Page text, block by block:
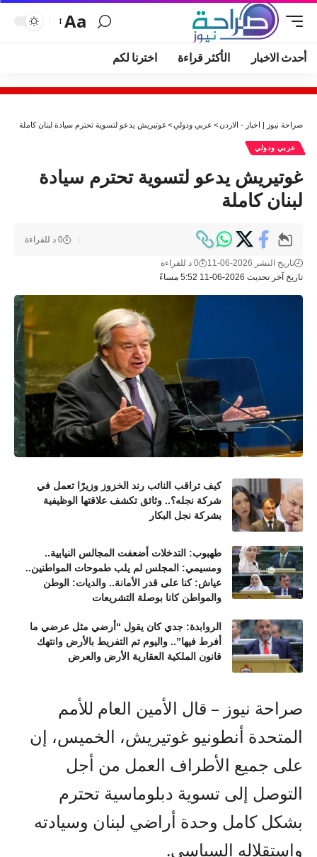
Aa
أحدث الاخبار الأكثر قراءة اخترنا لكم
صراحة نيوز | اخبار - الاردن> عربي ودولي>غوتيريش يدعو لتسوية تحترم سيادة لبنان كاملة
عربي ودولي
غوتيريش يدعو لتسوية تحترم سيادة
لبنان كاملة
تاريخ آخر تحديث 2026-06-11 5:52 مساءً
تاريخ النشر 2026-06-11 0 د للقراءة
0 د للقراءة
كيف تراقب النائب رند الخزوز وزيرًا تعمل في
شركة نجله؟.. وثائق تكشف علاقتها الوظيفية
بشركة نجل البكار
طهبوب: التدخلات أضعفت المجالس النيابية..
ومسيمي: المجلس لم يلب طموحات المواطنين..
عياش: كنا على قدر الأمانة.. والديات: الوطن
والمواطن كانا بوصلة التشريعات
الروابدة: جدي كان يقول “أرضي مثل عرضي ما
أفرط فيها”.. واليوم تم التفريط بالأرض وانتهك
قانون الملكية العقارية الأرض والعرض
صراحة نيوز – قال الأمين العام للأمم
المتحدة أنطونيو غوتيريش، الخميس، إن
على جميع الأطراف العمل من أجل
التوصل إلى تسوية دبلوماسية تحترم
بشكل كامل وحدة أراضي لبنان وسيادته
واستقلاله السياسي.